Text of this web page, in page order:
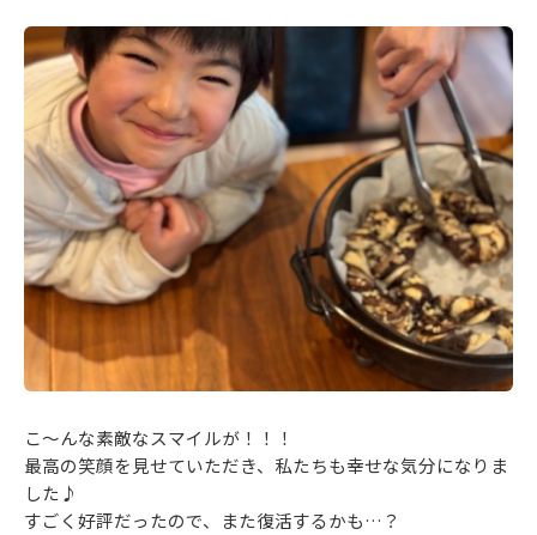
こ～んな素敵なスマイルが！！！
最高の笑顔を見せていただき、私たちも幸せな気分になりま
した♪
すごく好評だったので、また復活するかも…？